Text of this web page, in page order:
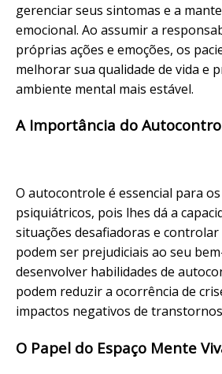
gerenciar seus sintomas e a
emocional. Ao assumir a
próprias ações e emoções, os
melhorar sua qualidade de vida e
ambiente mental mais estável.
A Importância do
O autocontrole é essencial para
psiquiátricos, pois lhes dá a
situações desafiadoras e
podem ser prejudiciais ao seu
desenvolver habilidades de
podem reduzir a ocorrência de
impactos negativos de
O Papel do Espaço Mente